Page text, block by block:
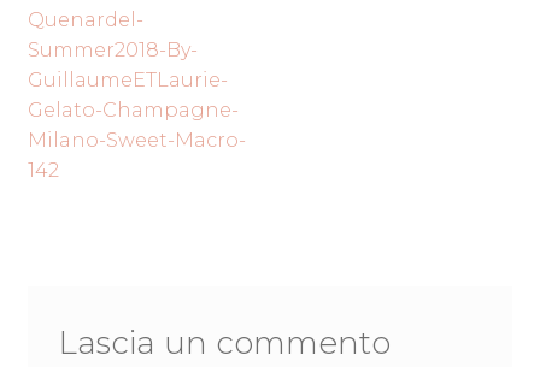
articoli
precedente:
Quenardel-
Summer2018-By-
GuillaumeETLaurie-
Gelato-Champagne-
Milano-Sweet-Macro-
142
Lascia un commento